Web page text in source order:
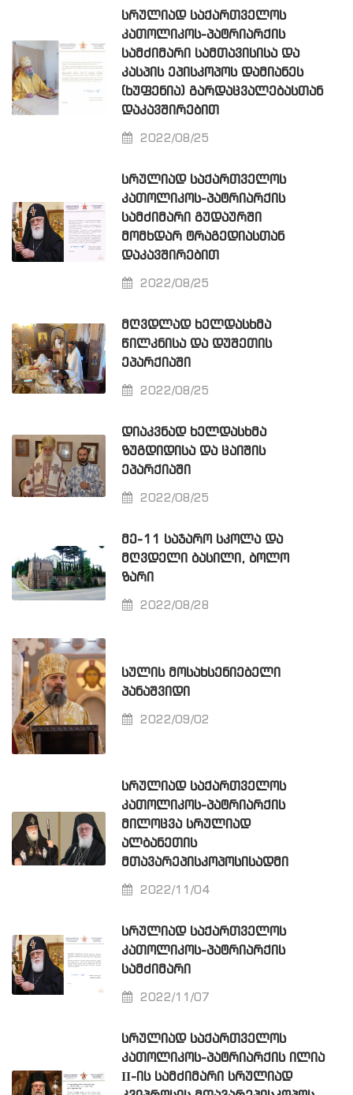
ᲡᲠᲣᲚᲘᲐᲓ ᲡᲐᲥᲐᲠᲗᲕᲔᲚᲝᲡ
ᲙᲐᲗᲝᲚᲘᲙᲝᲡ-ᲞᲐᲢᲠᲘᲐᲠᲥᲘᲡ
ᲡᲐᲛᲫᲘᲛᲐᲠᲘ ᲡᲐᲛᲗᲐᲕᲘᲡᲘᲡᲐ ᲓᲐ
ᲙᲐᲡᲞᲘᲡ ᲔᲞᲘᲡᲙᲝᲞᲝᲡ ᲓᲐᲛᲘᲐᲜᲔᲡ
(ᲮᲣᲤᲔᲜᲘᲐ) ᲒᲐᲠᲓᲐᲪᲕᲐᲚᲔᲑᲐᲡᲗᲐᲜ
ᲓᲐᲙᲐᲕᲨᲘᲠᲔᲑᲘᲗ
2022/08/25
ᲡᲠᲣᲚᲘᲐᲓ ᲡᲐᲥᲐᲠᲗᲕᲔᲚᲝᲡ
ᲙᲐᲗᲝᲚᲘᲙᲝᲡ-ᲞᲐᲢᲠᲘᲐᲠᲥᲘᲡ
ᲡᲐᲛᲫᲘᲛᲐᲠᲘ ᲒᲣᲓᲐᲣᲠᲨᲘ
ᲛᲝᲛᲮᲓᲐᲠ ᲢᲠᲐᲒᲔᲓᲘᲐᲡᲗᲐᲜ
ᲓᲐᲙᲐᲕᲨᲘᲠᲔᲑᲘᲗ
2022/08/25
ᲛᲦᲕᲓᲚᲐᲓ ᲮᲔᲚᲓᲐᲡᲮᲛᲐ
ᲬᲘᲚᲙᲜᲘᲡᲐ ᲓᲐ ᲓᲣᲨᲔᲗᲘᲡ
ᲔᲞᲐᲠᲥᲘᲐᲨᲘ
2022/08/25
ᲓᲘᲐᲙᲕᲜᲐᲓ ᲮᲔᲚᲓᲐᲡᲮᲛᲐ
ᲖᲣᲒᲓᲘᲓᲘᲡᲐ ᲓᲐ ᲪᲐᲘᲨᲘᲡ
ᲔᲞᲐᲠᲥᲘᲐᲨᲘ
2022/08/25
ᲛᲔ-11 ᲡᲐᲯᲐᲠᲝ ᲡᲙᲝᲚᲐ ᲓᲐ
ᲛᲦᲕᲓᲔᲚᲘ ᲑᲐᲡᲘᲚᲘ, ᲑᲝᲚᲝ
ᲖᲐᲠᲘ
2022/08/28
ᲡᲣᲚᲘᲡ ᲛᲝᲡᲐᲮᲡᲔᲜᲘᲔᲑᲔᲚᲘ
ᲞᲐᲜᲐᲨᲕᲘᲓᲘ
2022/09/02
ᲡᲠᲣᲚᲘᲐᲓ ᲡᲐᲥᲐᲠᲗᲕᲔᲚᲝᲡ
ᲙᲐᲗᲝᲚᲘᲙᲝᲡ-ᲞᲐᲢᲠᲘᲐᲠᲥᲘᲡ
ᲛᲘᲚᲝᲪᲕᲐ ᲡᲠᲣᲚᲘᲐᲓ
ᲐᲚᲑᲐᲜᲔᲗᲘᲡ
ᲛᲗᲐᲕᲐᲠᲔᲞᲘᲡᲙᲝᲞᲝᲡᲘᲡᲐᲓᲛᲘ
2022/11/04
ᲡᲠᲣᲚᲘᲐᲓ ᲡᲐᲥᲐᲠᲗᲕᲔᲚᲝᲡ
ᲙᲐᲗᲝᲚᲘᲙᲝᲡ-ᲞᲐᲢᲠᲘᲐᲠᲥᲘᲡ
ᲡᲐᲛᲫᲘᲛᲐᲠᲘ
2022/11/07
ᲡᲠᲣᲚᲘᲐᲓ ᲡᲐᲥᲐᲠᲗᲕᲔᲚᲝᲡ
ᲙᲐᲗᲝᲚᲘᲙᲝᲡ-ᲞᲐᲢᲠᲘᲐᲠᲥᲘᲡ ᲘᲚᲘᲐ
ΙΙ-ᲘᲡ ᲡᲐᲛᲫᲘᲛᲐᲠᲘ ᲡᲠᲣᲚᲘᲐᲓ